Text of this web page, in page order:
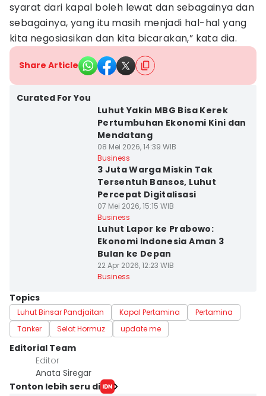
syarat dari kapal boleh lewat dan sebagainya dan
sebagainya, yang itu masih menjadi hal-hal yang
kita negosiasikan dan kita bicarakan,” kata dia.
Share Article
Curated For You
Luhut Yakin MBG Bisa Kerek
Pertumbuhan Ekonomi Kini dan
Mendatang
08 Mei 2026, 14:39 WIB
Business
3 Juta Warga Miskin Tak
Tersentuh Bansos, Luhut
Percepat Digitalisasi
07 Mei 2026, 15:15 WIB
Business
Luhut Lapor ke Prabowo:
Ekonomi Indonesia Aman 3
Bulan ke Depan
22 Apr 2026, 12:23 WIB
Business
Topics
Luhut Binsar Pandjaitan Kapal Pertamina
Pertamina
Tanker
Selat Hormuz update me
Editorial Team
Editor
Anata Siregar
Tonton lebih seru di